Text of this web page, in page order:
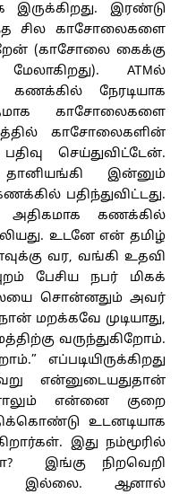
இருக்கிறது. இரண்டு
சில காசோலைகளை
(காசோலை கைக்கு
ATMல்
நேரடியாக
காசோலைகளை
காசோலைகளின்
செய்துவிட்டேன்.
இன்னும்
பதிந்துவிட்டது.
அதிகமாக கணக்கில்
உடனே என் தமிழ்
வர, வங்கி உதவி
பேசிய நபர் மிகக்
சொன்னதும் அவர்
மறக்கவே முடியாது,
வருந்துகிறோம்.
எப்படியிருக்கிறது
என்னுடையதுதான்
என்னை குறை
உடனடியாக
இது நம்மூரில்
இங்கு நிறவெறி
இல்லை. ஆனால்